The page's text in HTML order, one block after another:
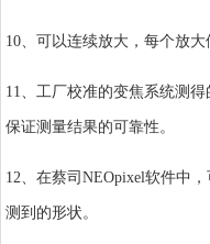
10、可以连续放大，每个放大
11、工厂校准的变焦系统测
保证测量结果的可靠性。
12、在蔡司NEOpixel软件中
测到的形状。